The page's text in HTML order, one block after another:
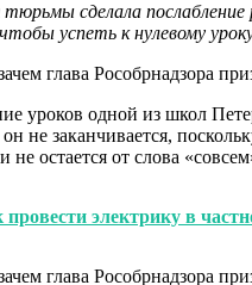
сделала
успеть к нулевому
уроков одной из школ
не заканчивается,
не остается от слова
провести электрику в